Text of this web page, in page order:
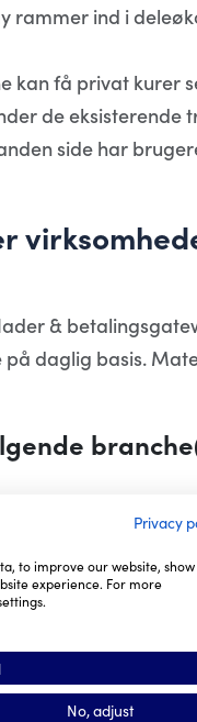
rammer ind i
kan få privat kurer
de eksisterende
side har
&
på daglig basis.
Er
Privacy
to improve our website, show
experience. For more
No, adjust